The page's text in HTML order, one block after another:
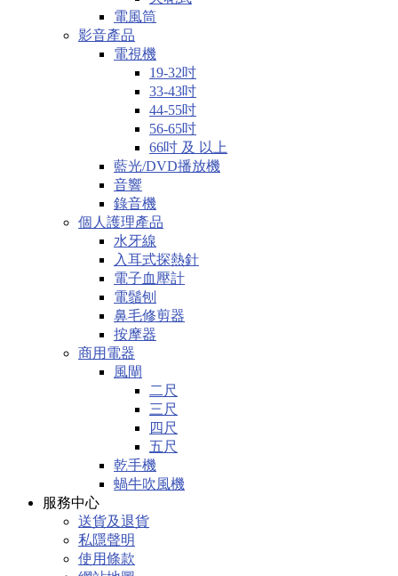
電風筒
影音產品
電視機
19-32吋
33-43吋
44-55吋
56-65吋
66吋 及 以上
藍光/DVD播放機
音響
錄音機
個人護理產品
水牙線
入耳式探熱針
電子血壓計
電鬚刨
鼻毛修剪器
按摩器
商用電器
風閘
二尺
三尺
四尺
五尺
乾手機
蝸牛吹風機
服務中心
送貨及退貨
私隱聲明
使用條款